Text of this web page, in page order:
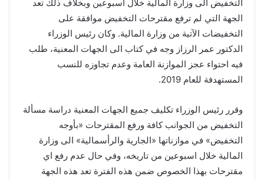
التخفيض الى وزارة المالية خلال اسبوعين وبخلاف ذلك تعد
الجهة التي لم ترفع مقترحات التخفيض موافقة على
التخفيضات الآتية من وزارة المالية. وكان رئيس الوزراء
الدكتور عمر الرزاز وجه في كتاب الى الجهات المعنية، طلب
فيه احتواء عجز الموازنة العامة وعدم تجاوزه للنسب
المستهدفة للعام 2019.
وقرر رئيس الوزراء تكليف جميع الجهات المعنية دراسة مسألة
التخفيض من الجوانب كافة ورفع المقترحات «بأوجه
التخفيض» في موازناتها «الجارية والرأسمالية» الى وزارة
المالية خلال اسبوعين من تاريخه، وفي حال عدم رفع اي
مقترحات بهذا الخصوص ضمن هذه الفترة تعد هذه الجهة